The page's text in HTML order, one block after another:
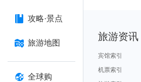
攻略·景点
旅游地图
全球购
旅游资讯
宾馆索引
机票索引